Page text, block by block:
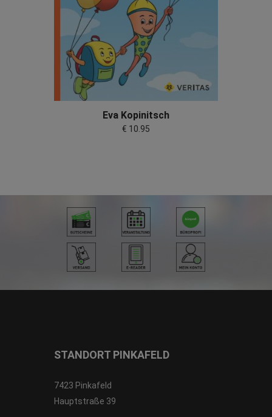
Eva Kopinitsch
€ 10.95
STANDORT PINKAFELD
7423 Pinkafeld
Hauptstraße 39